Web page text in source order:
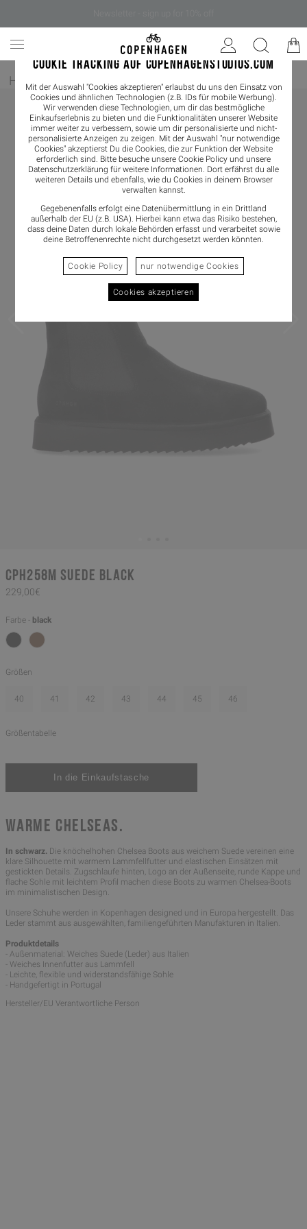
COOKIE TRACKING AUF COPENHAGENSTUDIOS.COM
Mit der Auswahl "Cookies akzeptieren" erlaubst du uns den Einsatz von
Cookies und ähnlichen Technologien (z.B. IDs für mobile Werbung).
Wir verwenden diese Technologien, um dir das bestmögliche
Einkaufserlebnis zu bieten und die Funktionalitäten unserer Website
immer weiter zu verbessern, sowie um dir personalisierte und nicht-
personalisierte Anzeigen zu zeigen. Mit der Auswahl "nur notwendige
Cookies" akzeptierst Du die Cookies, die zur Funktion der Website
erforderlich sind. Bitte besuche unsere Cookie Policy und unsere
Datenschutzerklärung für weitere Informationen. Dort erfährst du alle
weiteren Details und ebenfalls, wie du Cookies in deinem Browser
verwalten kannst.
Gegebenenfalls erfolgt eine Datenübermittlung in ein Drittland
außerhalb der EU (z.B. USA). Hierbei kann etwa das Risiko bestehen,
dass deine Daten durch lokale Behörden erfasst und verarbeitet sowie
deine Betroffenenrechte nicht durchgesetzt werden könnten.
Cookie Policy nur notwendige Cookies
Cookies akzeptieren
Home / Herren/ Boots
CPH258M suede black
229,00€
Farbe - black
Größen
40 41 42 43 44 45 46
Größentabelle
WARME CHELSEAS.
In schwarz. Die knöchelhohen Chelsea Boots aus weichem Suede vereinen eine
klare Silhouette mit warmem Lammfellfutter und elastischen Einsätzen mit
gestickten Details. Zugschlaufe hinten, Logo an der Außenseite, runde Kappe und
flache Sohle mit leichtem Profil machen diese Boots zu warmen Chelsea-Boots
im minimalistischen Design.
Unsere Schuhe werden in Kopenhagen designed und in Europa hergestellt. Das
Leder stammt aus ausgewählten, familiengeführten Manufakturen in Italien.
Produktdetails
- Außenmaterial: Weiches Suede (Leder) aus Italien
- Weiches Innenfutter aus Lammfell
- Leichte, flexible und widerstandsfähige Sohle
- Handgefertigt in Portugal
Hersteller/EU Verantwortliche Person